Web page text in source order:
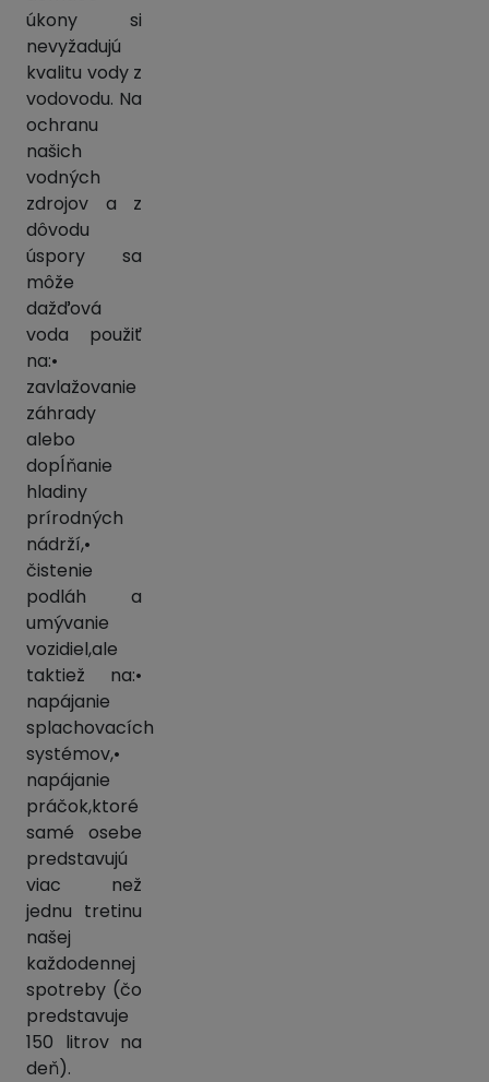
úkony si
nevyžadujú
kvalitu vody z
vodovodu. Na
ochranu
našich
vodných
zdrojov a z
dôvodu
úspory sa
môže
dažďová
voda použiť
na:•
zavlažovanie
záhrady
alebo
dopĺňanie
hladiny
prírodných
nádrží,•
čistenie
podláh a
umývanie
vozidiel,ale
taktiež na:•
napájanie
splachovacích
systémov,•
napájanie
práčok,ktoré
samé osebe
predstavujú
viac než
jednu tretinu
našej
každodennej
spotreby (čo
predstavuje
150 litrov na
deň).